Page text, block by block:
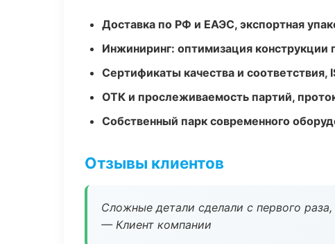
Доставка по РФ и ЕАЭС, экспортная
Инжиниринг: оптимизация конструкции
Сертификаты качества и соответствия,
ОТК и прослеживаемость партий,
Собственный парк современного
Отзывы клиентов
Сложные детали сделали с первого
— Клиент компании